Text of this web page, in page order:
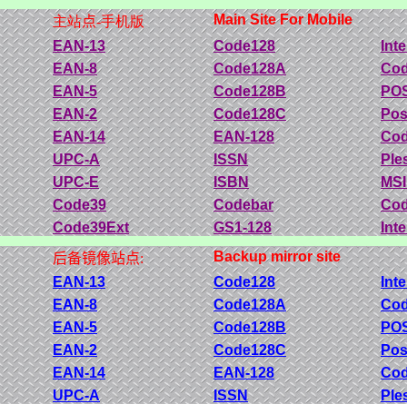
主站点-手机版
Main Site For Mobile
EAN-13
Code128
EAN-8
Code128A
EAN-5
Code128B
EAN-2
Code128C
EAN-14
EAN-128
UPC-A
ISSN
UPC-E
ISBN
Code39
Codebar
Code39Ext
GS1-128
后备镜像站点:
Backup mirror site
EAN-13
Code128
EAN-8
Code128A
EAN-5
Code128B
EAN-2
Code128C
EAN-14
EAN-128
UPC-A
ISSN